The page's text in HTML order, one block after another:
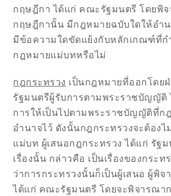
กฤษฎีกา ได้แก่ คณะรัฐมนตรี โดยพิ
กฤษฎีกานั้น มีกฎหมายฉบับใดให้อำ
มีข้อความใดขัดแย้งกับหลักเกณฑ์ที่ก
กฎหมายแม่บทหรือไม่
กฎกระทรวง เป็นกฎหมายที่ออกโดย
รัฐมนตรีผู้รับการตามพระราชบัญญัติ
การให้เป็นไปตามพระราชบัญญัติที่ก
อำนาจไว้ ดังนั้นกฎกระทรวงจะต้อง
แม่บท ผู้เสนอกฎกระทรวง ได้แก่ รัฐม
เรื่องนั้น กล่าวคือ เป็นเรื่องของกระท
ว่าการกระทรวงนั้นก็เป็นผู้เสนอ ผู้พิ
ได้แก่ คณะรัฐมนตรี โดยจะพิจารณา